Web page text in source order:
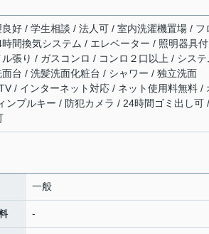
好 / 学生相談 / 法人可 / 室内洗濯機置場 / フ
間換気システム / エレベーター / 照明器具付
張り / ガスコンロ / コンロ２口以上 / システ
台 / 洗髪洗面化粧台 / シャワー / 独立洗面
/ インターネット対応 / ネット使用料無料 /
プルキー / 防犯カメラ / 24時間ゴミ出し可
一般
-